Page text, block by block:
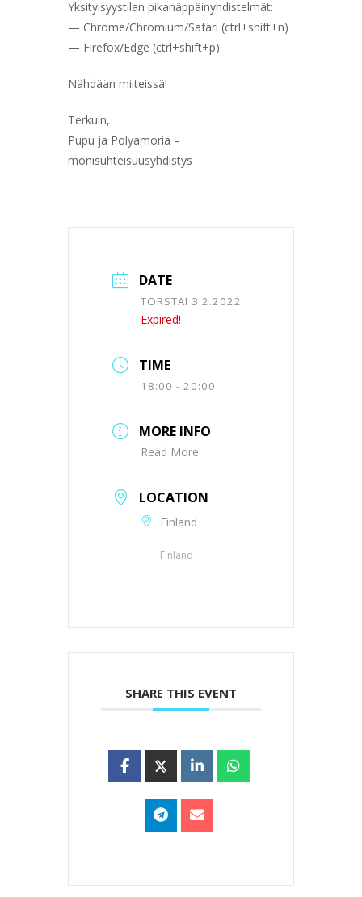
Yksityisyystilan pikanäppäinyhdistelmät:
— Chrome/Chromium/Safari (ctrl+shift+n)
— Firefox/Edge (ctrl+shift+p)
Nähdään miiteissä!
Terkuin,
Pupu ja Polyamoria –
monisuhteisuusyhdistys
DATE
TORSTAI 3.2.2022
Expired!
TIME
18:00 - 20:00
MORE INFO
Read More
LOCATION
Finland
Finland
SHARE THIS EVENT